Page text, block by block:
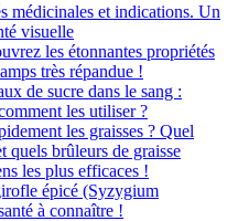
médicinales et indications. Un
visuelle
les étonnantes propriétés
très répandue !
de sucre dans le sang :
les utiliser ?
les graisses ? Quel
quels brûleurs de graisse
les plus efficaces !
épicé (Syzygium
à connaître !